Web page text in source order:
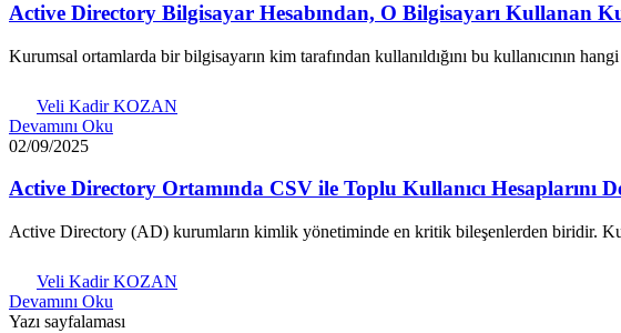
Active Directory Bilgisayar Hesabından, O Bilgisayarı Kullanan
Kurumsal ortamlarda bir bilgisayarın kim tarafından kullanıldığını bu kullanıcının
Veli Kadir KOZAN
Devamını Oku
02/09/2025
Active Directory Ortamında CSV ile Toplu Kullanıcı Hesaplarını
Active Directory (AD) kurumların kimlik yönetiminde en kritik bileşenlerden biridir.
Veli Kadir KOZAN
Devamını Oku
Yazı sayfalaması